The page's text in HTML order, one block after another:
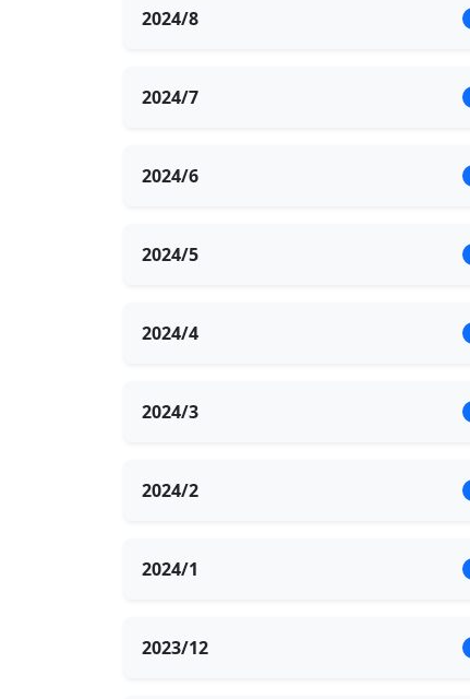
2024/8
2024/7
2024/6
2024/5
2024/4
2024/3
2024/2
2024/1
2023/12